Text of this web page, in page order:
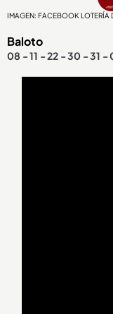
IMAGEN: FACEBOOK LOTERÍA
Baloto
08 - 11 - 22 - 30 - 31 -